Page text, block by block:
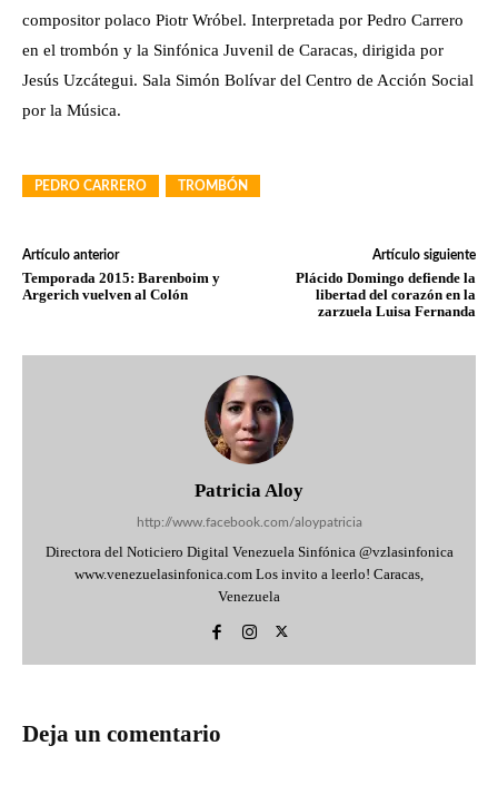
compositor polaco Piotr Wróbel. Interpretada por Pedro Carrero
en el trombón y la Sinfónica Juvenil de Caracas, dirigida por
Jesús Uzcátegui. Sala Simón Bolívar del Centro de Acción Social
por la Música.
PEDRO CARRERO TROMBÓN
Artículo anterior
Temporada 2015: Barenboim y
Argerich vuelven al Colón
Artículo siguiente
Plácido Domingo defiende la
libertad del corazón en la
zarzuela Luisa Fernanda
Patricia Aloy
http://www.facebook.com/aloypatricia
Directora del Noticiero Digital Venezuela Sinfónica @vzlasinfonica
www.venezuelasinfonica.com Los invito a leerlo! Caracas,
Venezuela
Deja un comentario